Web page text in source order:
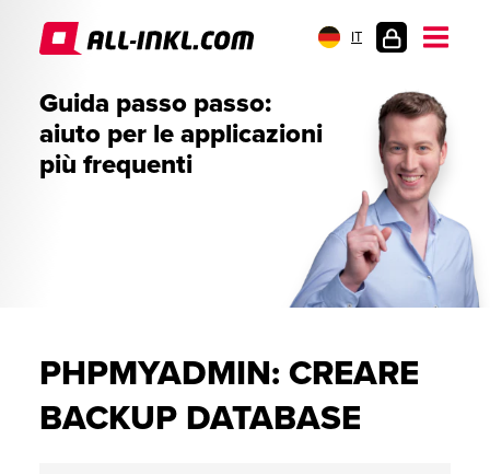
IT
CLIENTI
Guida passo passo:
aiuto per le applicazioni
più frequenti
PHPMYADMIN: CREARE
BACKUP DATABASE